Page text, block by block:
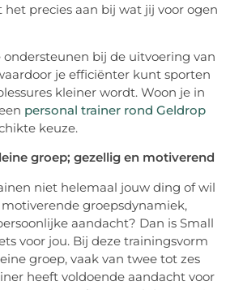
precies aan bij wat jij voor ogen
ondersteunen bij de uitvoering van
je efficiënter kunt sporten
kleiner wordt. Woon je in
personal trainer rond Geldrop
keuze.
groep; gezellig en motiverend
niet helemaal jouw ding of wil
groepsdynamiek,
aandacht? Dan is Small
voor jou. Bij deze trainingsvorm
groep, vaak van twee tot zes
heeft voldoende aandacht voor